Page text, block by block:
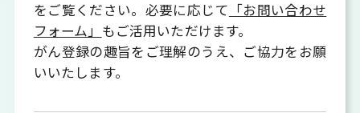
をご覧ください。必要に応じて 「お問い合わせ
フォーム」 もご活用いただけます。
がん登録の趣旨をご理解のうえ、ご協力をお願
いいたします。